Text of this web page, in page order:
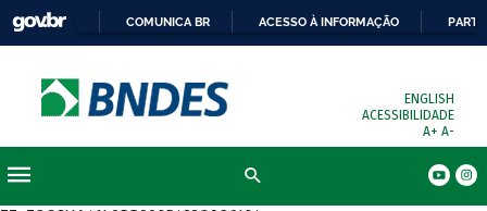
COMUNICA BR ACESSO À INFORMAÇÃO
ENGLISH
ACESSIBILIDADE
A+ A-